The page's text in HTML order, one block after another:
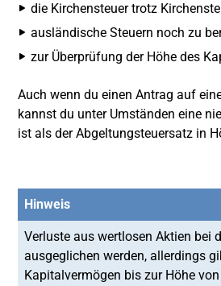
die Kirchensteuer trotz
ausländische Steuern noch zu
zur Überprüfung der Höhe des
Auch wenn du einen Antrag auf
kannst du unter Umständen eine
ist als der Abgeltungsteuersatz in
Hinweis
Verluste aus wertlosen Aktien bei
ausgeglichen werden, allerdings
Kapitalvermögen bis zur Höhe